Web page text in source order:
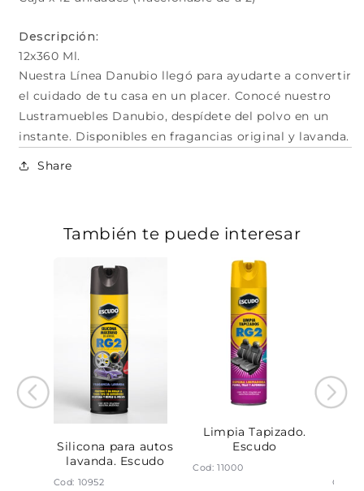
Descripción:
12x360 Ml.
Nuestra Línea Danubio llegó para ayudarte a convertir
el cuidado de tu casa en un placer. Conocé nuestro
Lustramuebles Danubio, despídete del polvo en un
instante. Disponibles en fragancias original y lavanda.
Share
También te puede interesar
Silicona para autos
lavanda. Escudo
Cod: 10952
Limpia Tapizado.
Escudo
Cod: 11000
Cod: